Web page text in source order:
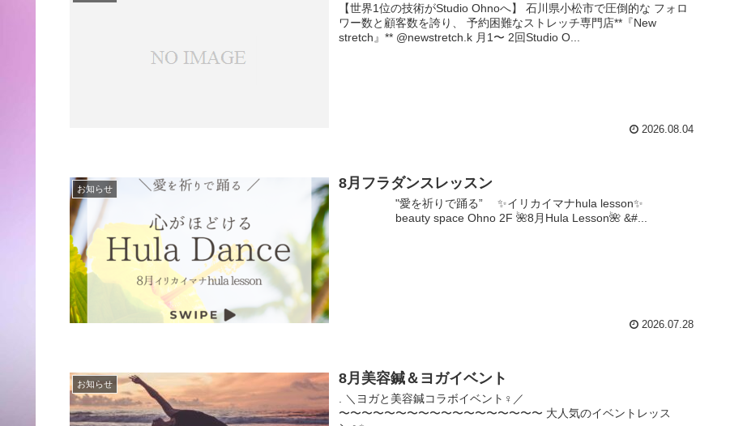
【世界1位の技術がStudio Ohnoへ】 石川県小松市で圧倒的な フォロ
ワー数と顧客数を誇り、 予約困難なストレッチ専門店**『New
stretch』** @newstretch.k 月1〜 2回Studio O...
2026.08.04
お知らせ 8月フラダンスレッスン
"愛を祈りで踊る” ✨イリカイマナhula lesson✨
beauty space Ohno 2F 🌺8月Hula Lesson🌺 &#...
2026.07.28
お知らせ 8月美容鍼＆ヨガイベント
. ＼ヨガと美容鍼コラボイベント‍♀️／
〜〜〜〜〜〜〜〜〜〜〜〜〜〜〜〜〜〜 大人気のイベントレッス